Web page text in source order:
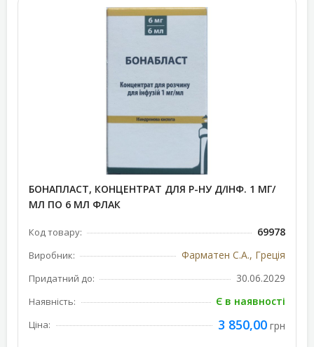
БОНАПЛАСТ, КОНЦЕНТРАТ ДЛЯ Р-НУ Д/ІНФ. 1 МГ/
МЛ ПО 6 МЛ ФЛАК
Код товару: 69978
Виробник: Фарматен С.А., Греція
Придатний до: 30.06.2029
Наявність: Є в наявності
Ціна: 3 850,00 грн